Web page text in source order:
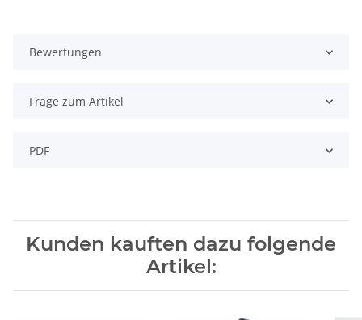
Bewertungen
Frage zum Artikel
PDF
Kunden kauften dazu folgende
Artikel: